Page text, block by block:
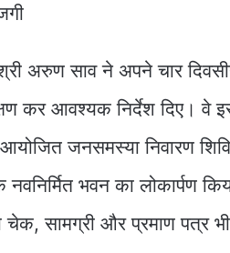
अरुण साव ने अपने चार
कर आवश्यक निर्देश दिए।
जनसमस्या निवारण
भवन का लोकार्पण
चेक, सामग्री और प्रमाण पत्र